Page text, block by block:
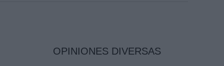
OPINIONES DIVERSAS